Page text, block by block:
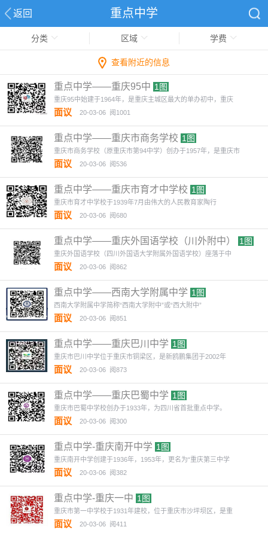
返回 重点中学
分类 区域 学费
查看附近的信息
重点中学——重庆95中 1图
重庆95中始建于1964年，是重庆主城区最大的单办初中，重庆
面议 20-03-06 阅1001
重点中学——重庆市商务学校 1图
重庆市商务学校（原重庆市第94中学）创办于1957年，是重庆市
面议 20-03-06 阅536
重点中学——重庆市育才中学校 1图
重庆市育才中学校于1939年7月由伟大的人民教育家陶行
面议 20-03-06 阅680
重点中学——重庆外国语学校（川外附中） 1图
重庆外国语学校（四川外国语大学附属外国语学校）座落于中
面议 20-03-06 阅862
重点中学——西南大学附属中学 1图
西南大学附属中学简称“西南大学附中”或“西大附中”
面议 20-03-06 阅851
重点中学——重庆巴川中学 1图
重庆市巴川中学位于重庆市铜梁区，是新鸥鹏集团于2002年
面议 20-03-06 阅873
重点中学——重庆巴蜀中学 1图
重庆市巴蜀中学校创办于1933年，为四川省首批重点中学。
面议 20-03-06 阅300
重点中学-重庆南开中学 1图
重庆南开中学创建于1936年，1953年，更名为“重庆第三中学
面议 20-03-06 阅382
重点中学-重庆一中 1图
重庆市第一中学校于1931年建校，位于重庆市沙坪坝区，是重
面议 20-03-06 阅411